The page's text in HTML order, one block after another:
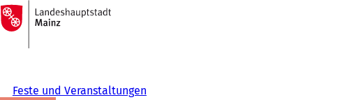
Inhalt anspringen
Zur
Startseite
Feste und Veranstaltungen